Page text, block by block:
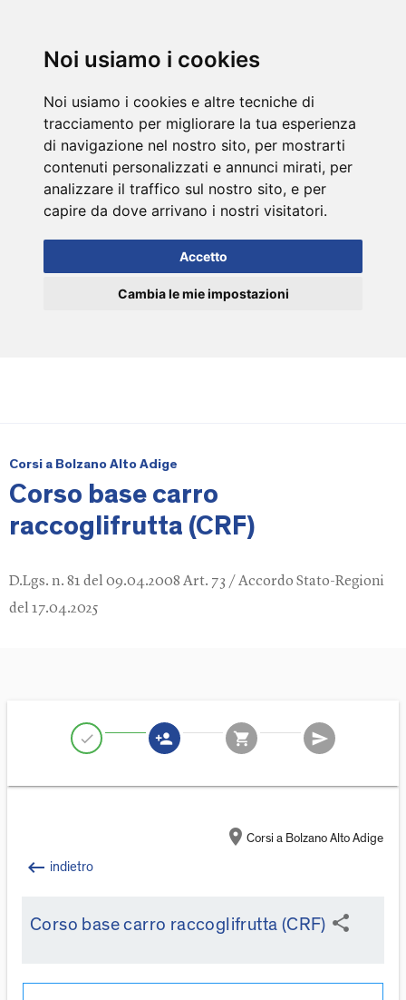
Noi usiamo i cookies
Noi usiamo i cookies e altre tecniche di
tracciamento per migliorare la tua esperienza
di navigazione nel nostro sito, per mostrarti
contenuti personalizzati e annunci mirati, per
analizzare il traffico sul nostro sito, e per
capire da dove arrivano i nostri visitatori.
Accetto
Cambia le mie impostazioni
Corsi a Bolzano Alto Adige
Corso base carro
raccoglifrutta (CRF)
D.Lgs. n. 81 del 09.04.2008 Art. 73 / Accordo Stato-Regioni
del 17.04.2025
check person_add shopping_cart send
location_on Corsi a Bolzano Alto Adige
keyboard_backspace indietro
Corso base carro raccoglifrutta (CRF) share